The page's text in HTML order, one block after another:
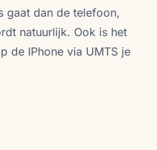
gaat dan de telefoon,
natuurlijk. Ook is het
de IPhone via UMTS je